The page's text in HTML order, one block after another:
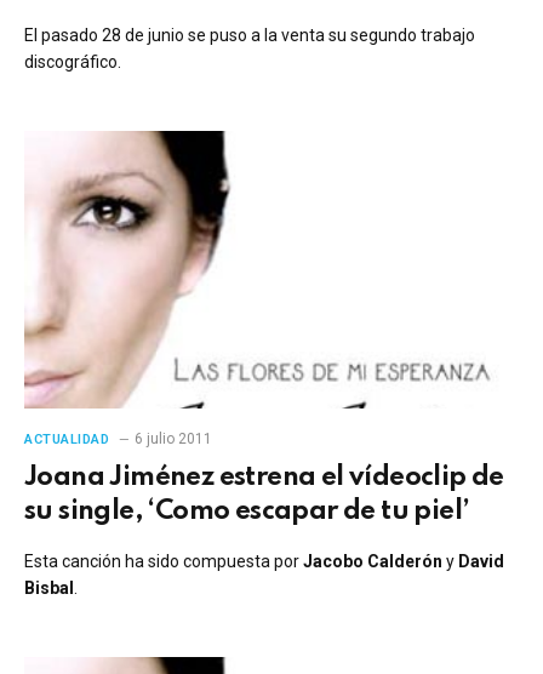
El pasado 28 de junio se puso a la venta su segundo trabajo
discográfico.
ACTUALIDAD 6 julio 2011
Joana Jiménez estrena el vídeoclip de
su single, ‘Como escapar de tu piel’
Esta canción ha sido compuesta porJacobo Calderón y David
Bisbal